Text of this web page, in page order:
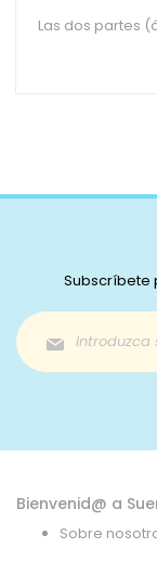
Las dos partes
Subscríbete
Bienvenid@ a
Sobre